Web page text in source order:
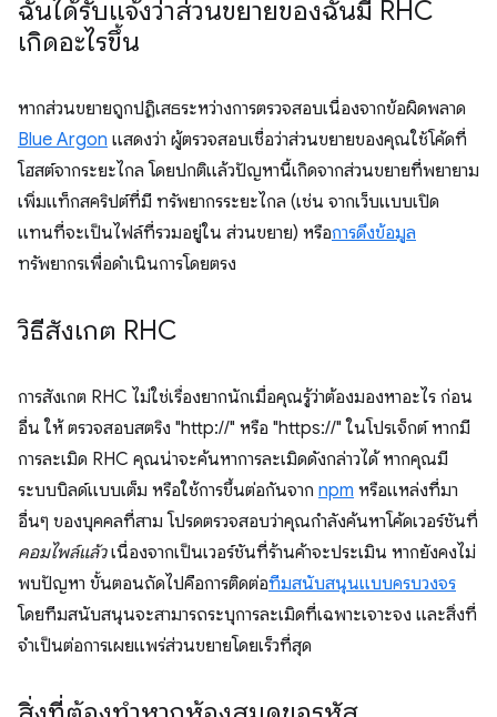
ฉันได้รับแจ้งว่าส่วนขยายของฉันมี RHC
เกิดอะไรขึ้น
หากส่วนขยายถูกปฏิเสธระหว่างการตรวจสอบเนื่องจากข้อผิดพลาด
Blue Argon แสดงว่า ผู้ตรวจสอบเชื่อว่าส่วนขยายของคุณใช้โค้ดที่
โฮสต์จากระยะไกล โดยปกติแล้วปัญหานี้เกิดจากส่วนขยายที่พยายาม
เพิ่มแท็กสคริปต์ที่มี ทรัพยากรระยะไกล (เช่น จากเว็บแบบเปิด
แทนที่จะเป็นไฟล์ที่รวมอยู่ใน ส่วนขยาย) หรือการดึงข้อมูล
ทรัพยากรเพื่อดำเนินการโดยตรง
วิธีสังเกต RHC
การสังเกต RHC ไม่ใช่เรื่องยากนักเมื่อคุณรู้ว่าต้องมองหาอะไร ก่อน
อื่น ให้ ตรวจสอบสตริง "http://" หรือ "https://" ในโปรเจ็กต์ หากมี
การละเมิด RHC คุณน่าจะค้นหาการละเมิดดังกล่าวได้ หากคุณมี
ระบบบิลด์แบบเต็ม หรือใช้การขึ้นต่อกันจาก npm หรือแหล่งที่มา
อื่นๆ ของบุคคลที่สาม โปรดตรวจสอบว่าคุณกำลังค้นหาโค้ดเวอร์ชันที่
คอมไพล์แล้วเนื่องจากเป็นเวอร์ชันที่ร้านค้าจะประเมิน หากยังคงไม่
พบปัญหา ขั้นตอนถัดไปคือการติดต่อทีมสนับสนุนแบบครบวงจร
โดยทีมสนับสนุนจะสามารถระบุการละเมิดที่เฉพาะเจาะจง และสิ่งที่
จำเป็นต่อการเผยแพร่ส่วนขยายโดยเร็วที่สุด